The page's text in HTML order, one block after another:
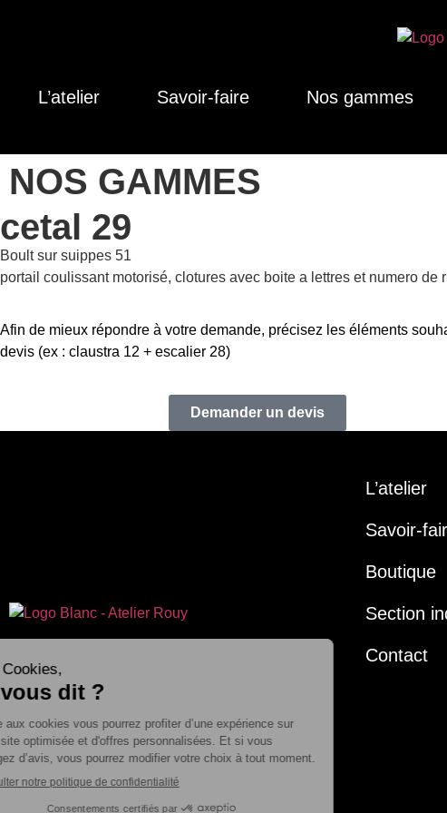
L’atelier Savoir-faire Nos gammes
NOS GAMMES
cetal 29
Boult sur suippes 51
portail coulissant motorisé, clotures avec boite a lettres et numero de
Afin de mieux répondre à votre demande, précisez les éléments
devis (ex : claustra 12 + escalier 28)
Demander un devis
L’atelier
Savoir-
Boutique
Section
Contact